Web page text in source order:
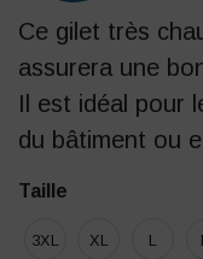
Ce gilet très
assurera une
Il est idéal pour
du bâtiment ou
Taille
3XL XL L